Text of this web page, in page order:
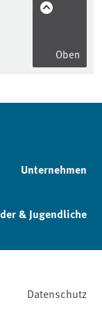
Oben
Unternehmen
& Jugendliche
Datenschutz